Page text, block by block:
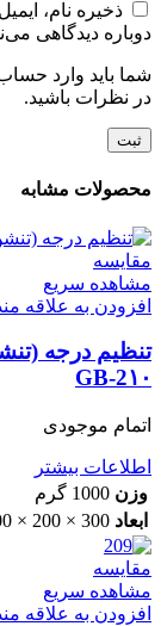
ذخیره نام،
دوباره دیدگاهی
شما باید وارد
در نظرات باشید.
محصولات مشابه
مقایسه
مشاهده سریع
افزودن به علاقه
GB-2۱۰
اتمام موجودی
اطلاعات بیشتر
وزن 1000 گرم
ابعاد 300 × 200 × 100 میلی‌متر
مقایسه
مشاهده سریع
افزودن به علاقه